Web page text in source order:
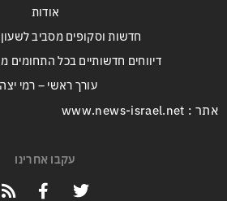
אודות
חדשות וסקופים מסביב לשעון
דיווחים חדשותיים בכל התחומים
עורך ראשי – רמי
אתר : www.news-israel.net
עקבו אחרינו